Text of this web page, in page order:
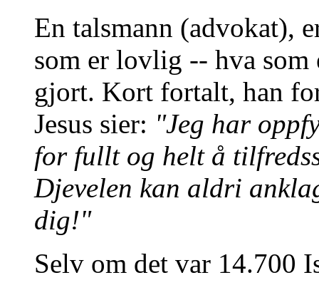
En talsmann (advokat),
som er lovlig -- hva
gjort. Kort fortalt, han
Jesus sier: "Jeg har
for fullt og helt å
Djevelen kan aldri
dig!"
Selv om det var 14.700